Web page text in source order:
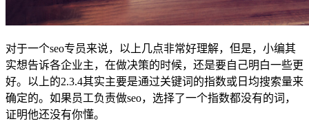
对于一个seo专员来说，以上几点非常好理解，但是，小编其
实想告诉各企业主，在做决策的时候，还是要自己明白一些更
好。以上的2.3.4其实主要是通过关键词的指数或日均搜索量来
确定的。如果员工负责做seo，选择了一个指数都没有的词，
证明他还没有你懂。